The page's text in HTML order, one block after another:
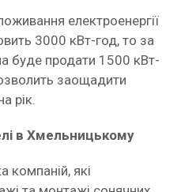
електроенергії
3000 кВт-год, то за
буде продати 1500 кВт-
заощадити
рік.
в Хмельницькому
компаній, які